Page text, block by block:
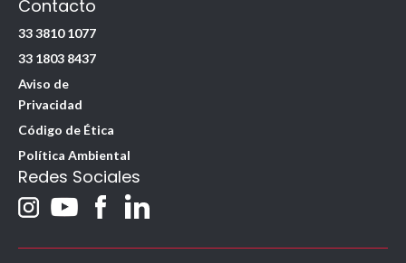
Contacto
33 3810 1077
33 1803 8437
Aviso de
Privacidad
Código de Ética
Política Ambiental
Redes Sociales